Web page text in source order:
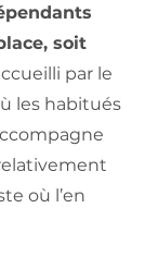
soit
par le
les habitués
où l’en